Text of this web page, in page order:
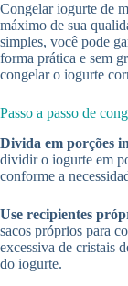
Congelar iogurte de
máximo de sua
simples, você pode
forma prática e sem
congelar o iogurte
Passo a passo de
Divida em porções
dividir o iogurte em
conforme a
Use recipientes
sacos próprios para
excessiva de cristais
do iogurte.